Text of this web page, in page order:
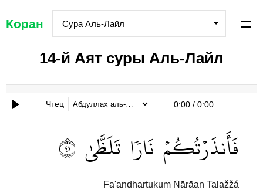
Коран Сура Аль-Лайл
14-й Аят суры Аль-Лайл
Чтец 0:00 / 0:00
فَأَنذَرۡتُكُمۡ نَارٗا تَلَظَّىٰ ١٤
Fa'andhartukum Nārāan Talažžá